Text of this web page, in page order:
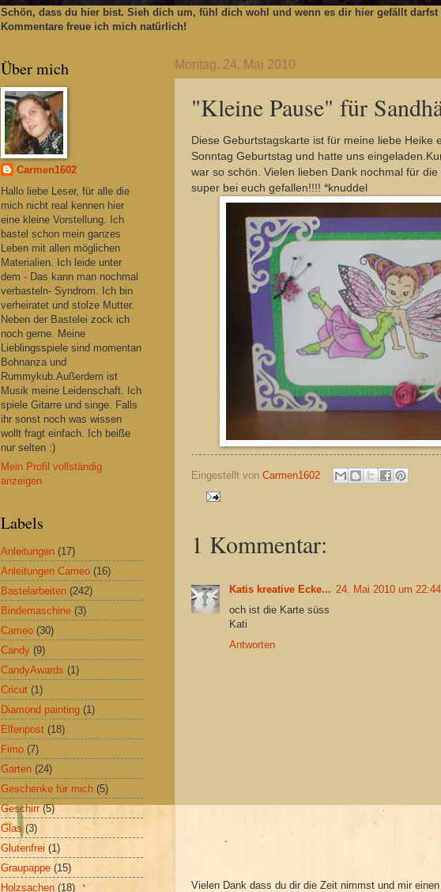
Schön, dass du hier bist. Sieh dich um, fühl dich wohl und wenn es dir hier gefällt darfst
Kommentare freue ich mich natürlich!
Montag, 24. Mai 2010
"Kleine Pause" für
Diese Geburtstagskarte ist für meine liebe Heike
Sonntag Geburtstag und hatte uns
war so schön. Vielen lieben Dank nochmal für
super bei euch gefallen!!!! *knuddel
Eingestellt von Carmen1602
1 Kommentar:
Katis kreative Ecke... 24. Mai 2010 um 22:44
och ist die Karte süss
Kati
Antworten
Vielen Dank dass du dir die Zeit nimmst und mir
Über mich
Carmen1602
Hallo liebe Leser, für alle die
mich nicht real kennen hier
eine kleine Vorstellung. Ich
bastel schon mein ganzes
Leben mit allen möglichen
Materialien. Ich leide unter
dem - Das kann man nochmal
verbasteln- Syndrom. Ich bin
verheiratet und stolze Mutter.
Neben der Bastelei zock ich
noch gerne. Meine
Lieblingsspiele sind momentan
Bohnanza und
Rummykub.Außerdem ist
Musik meine Leidenschaft. Ich
spiele Gitarre und singe. Falls
ihr sonst noch was wissen
wollt fragt einfach. Ich beiße
nur selten :)
Mein Profil vollständig
anzeigen
Labels
Anleitungen (17)
Anleitungen Cameo (16)
Bastelarbeiten (242)
Bindemaschine (3)
Cameo (30)
Candy (9)
CandyAwards (1)
Cricut (1)
Diamond painting (1)
Elfenpost (18)
Fimo (7)
Garten (24)
Geschenke für mich (5)
Geschirr (5)
Glas (3)
Glutenfrei (1)
Graupappe (15)
Holzsachen (18)